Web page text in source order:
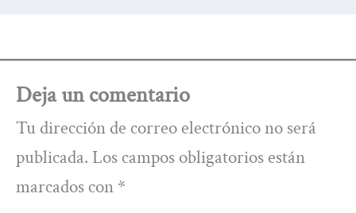
Deja un comentario
Tu dirección de correo electrónico no será
publicada. Los campos obligatorios están
marcados con *